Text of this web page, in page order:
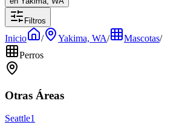
Filtros
Inicio / Yakima, WA/ Mascotas/
Perros
Otras Áreas
Seattle1